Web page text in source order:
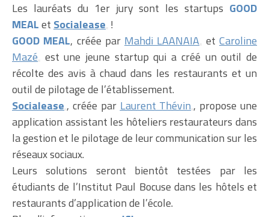
Les lauréats du 1er jury sont les startups GOOD
MEALet Socialease !
GOOD MEAL, créée par Mahdi LAANAIA etCaroline
Mazé est une jeune startup qui a créé un outil de
récolte des avis à chaud dans les restaurants et un
outil de pilotage de l’établissement.
Socialease , créée par Laurent Thévin , propose une
application assistant les hôteliers restaurateurs dans
la gestion et le pilotage de leur communication sur les
réseaux sociaux.
Leurs solutions seront bientôt testées par les
étudiants de l’Institut Paul Bocuse dans les hôtels et
restaurants d’application de l’école.